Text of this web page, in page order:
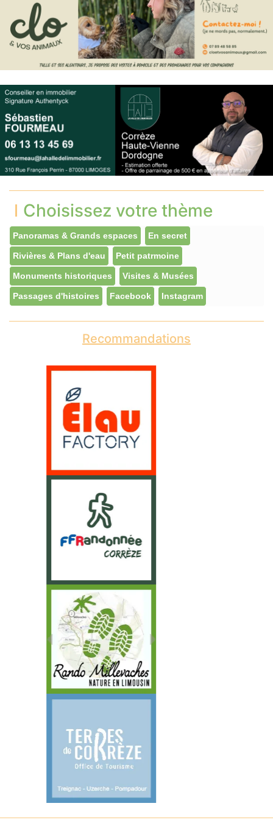
Choisissez votre thème
Panoramas & Grands espaces En secret
Rivières & Plans d'eau Petit patrmoine
Monuments historiques Visites & Musées
Passages d'histoires Facebook Instagram
Recommandations